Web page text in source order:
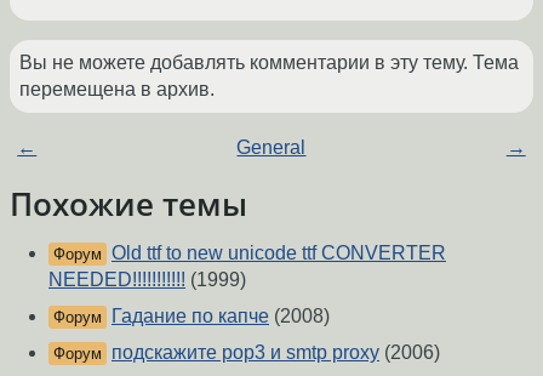
Вы не можете добавлять комментарии в эту тему. Тема
перемещена в архив.
← General →
Похожие темы
Форум Old ttf to new unicode ttf CONVERTER
NEEDED!!!!!!!!!!! (1999)
Форум Гадание по капче (2008)
Форум подскажите pop3 и smtp proxy (2006)